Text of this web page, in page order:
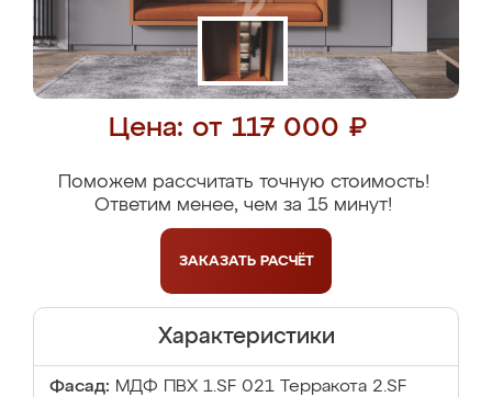
Цена: от 117 000 ₽
Поможем рассчитать точную стоимость!
Ответим менее, чем за 15 минут!
ЗАКАЗАТЬ РАСЧЁТ
Характеристики
Фасад: МДФ ПВХ 1.SF 021 Терракота 2.SF